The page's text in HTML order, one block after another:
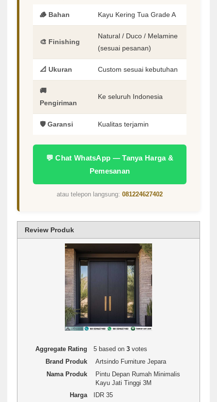
🪵 Bahan Kayu Kering Tua Grade A
🎨 Finishing
Natural / Duco / Melamine
(sesuai pesanan)
📐 Ukuran Custom sesuai kebutuhan
🚚
Pengiriman
Ke seluruh Indonesia
🛡️ Garansi Kualitas terjamin
💬 Chat WhatsApp — Tanya Harga &
Pemesanan
atau telepon langsung: 081224627402
Review Produk
Aggregate Rating 5based on 3votes
Brand Produk
Artsindo Furniture Jepara
Nama Produk
Pintu Depan Rumah Minimalis
Kayu Jati Tinggi 3M
Harga
IDR35